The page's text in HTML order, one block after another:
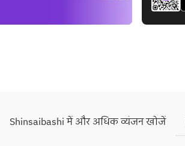
Shinsaibashi में और अधिक व्यंजन खोजें